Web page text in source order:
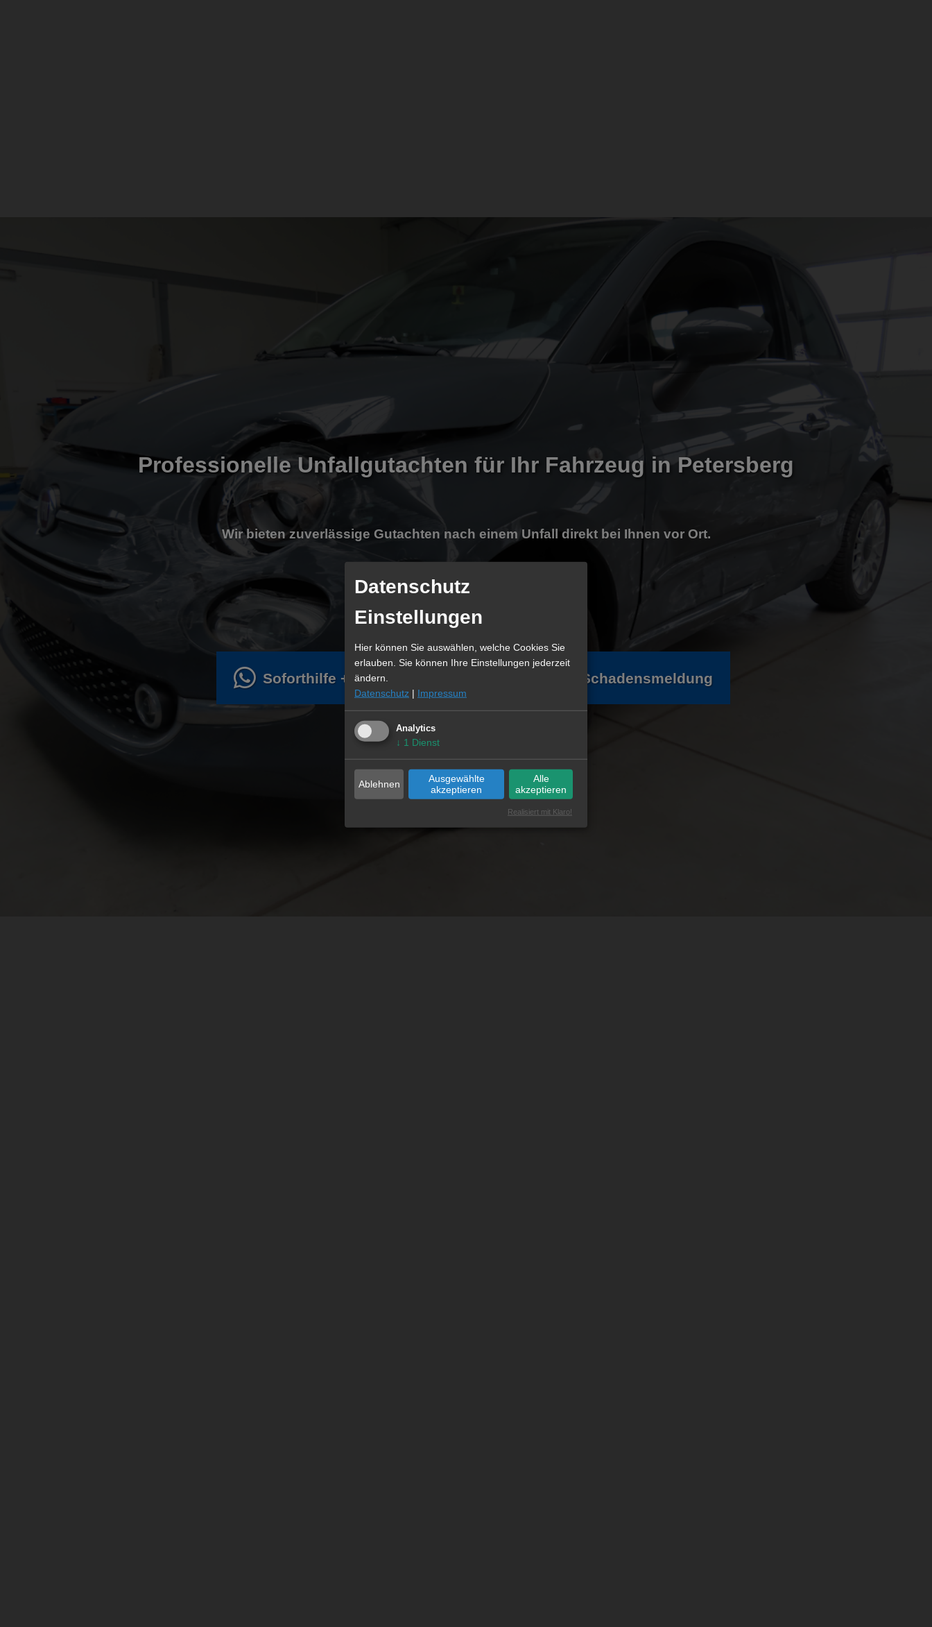
Professionelle Unfallgutachten für Ihr Fahrzeug in Petersberg
Wir bieten zuverlässige Gutachten nach einem Unfall direkt bei Ihnen vor Ort.
100% kostenlos für Geschädigte
Soforthilfe +(49) 1719 9533 97 Online Schadensmeldung
Datenschutz
Einstellungen
Hier können Sie auswählen, welche Cookies Sie
erlauben. Sie können Ihre Einstellungen jederzeit
ändern.
Datenschutz | Impressum
Analytics
↓ 1 Dienst
Ablehnen
Ausgewählte
akzeptieren
Alle
akzeptieren
Realisiert mit Klaro!